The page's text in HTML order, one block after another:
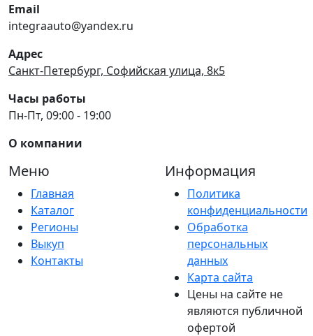
Email
integraauto@yandex.ru
Адрес
Санкт-Петербург, Софийская улица, 8к5
Часы работы
Пн-Пт, 09:00 - 19:00
О компании
Меню
Главная
Каталог
Регионы
Выкуп
Контакты
Информация
Политика
конфиденциальности
Обработка
персональных
данных
Карта сайта
Цены на сайте не
являются публичной
офертой